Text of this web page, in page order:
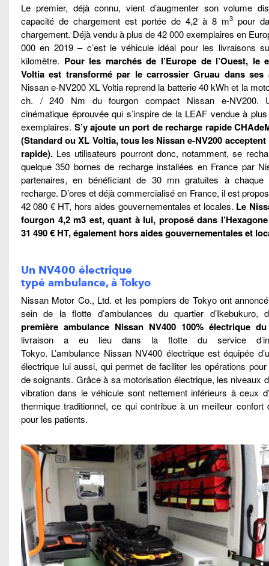
Le premier, déjà connu, vient d’augmenter son volume
capacité de chargement est portée de 4,2 à 8 m3 pour
chargement. Déjà vendu à plus de 42 000 exemplaires en
000 en 2019 – c’est le véhicule idéal pour les livraisons
kilomètre. Pour les marchés de l’Europe de l’Ouest, le
Voltia est transformé par le carrossier Gruau dans ses
Nissan e-NV200 XL Voltia reprend la batterie 40 kWh et la
ch. / 240 Nm du fourgon compact Nissan e-NV200.
cinématique éprouvée qui s’inspire de la LEAF vendue à
exemplaires. S’y ajoute un port de recharge rapide
(Standard ou XL Voltia, tous les Nissan e-NV200
rapide). Les utilisateurs pourront donc, notamment, se
quelque 350 bornes de recharge installées en France par
partenaires, en bénéficiant de 30 mn gratuites à chaque
recharge. D’ores et déjà commercialisé en France, il est
42 080 € HT, hors aides gouvernementales et locales. Le
fourgon 4,2 m3 est, quant à lui, proposé dans
31 490 € HT, également hors aides gouvernementales et
Un NV400 électrique
typé ambulance, à Tokyo
Nissan Motor Co., Ltd. et les pompiers de Tokyo ont annoncé
sein de la flotte d’ambulances du quartier d’Ikebukuro,
première ambulance Nissan NV400 100% électrique
livraison a eu lieu dans la flotte du service
Tokyo. L’ambulance Nissan NV400 électrique est équipée
électrique lui aussi, qui permet de faciliter les opérations
de soignants. Grâce à sa motorisation électrique, les niveaux
vibration dans le véhicule sont nettement inférieurs à ceux
thermique traditionnel, ce qui contribue à un meilleur confort
pour les patients.